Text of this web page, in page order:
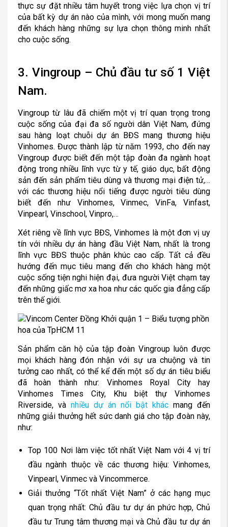
thực sự đặt nhiều tâm huyết trong việc lựa chọn vị trí
của bất kỳ dự án nào của mình, với mong muốn mang
đến khách hàng những sự lựa chọn thông minh nhất
cho cuộc sống.
3. Vingroup – Chủ đầu tư số 1 Việt
Nam.
Vingroup từ lâu đã chiếm một vị trí quan trọng trong
cuộc sống của đại đa số người dân Việt Nam, đứng
sau hàng loạt chuỗi dự án BĐS mang thương hiệu
Vinhomes. Được thành lập từ năm 1993, cho đến nay
Vingroup được biết đến một tập đoàn đa ngành hoạt
động trong nhiều lĩnh vực từ y tế, giáo dục, bất động
sản đến sản phẩm tiêu dùng và thương mại điện tử,…
với các thương hiệu nổi tiếng được người tiêu dùng
biết đến như Vinhomes, Vinmec, VinFa, Vinfast,
Vinpearl, Vinschool, Vinpro,…
Xét riêng về lĩnh vực BĐS, Vinhomes là một đơn vị uy
tín với nhiều dự án hàng đầu Việt Nam, nhất là trong
lĩnh vực BĐS thuộc phân khúc cao cấp. Tất cả đều
hướng đến mục tiêu mang đến cho khách hàng một
cuộc sống tiện nghi hiện đại, đưa người Việt chạm tay
đến những giấc mơ xa hoa như các quốc gia đẳng cấp
trên thế giới.
Sản phẩm căn hộ của tập đoàn Vingroup luôn được
mọi khách hàng đón nhận với sự ưa chuộng và tin
tưởng cao nhất, có thể kể đến một số dự án tiêu biểu
đã hoàn thành như: Vinhomes Royal City hay
Vinhomes Times City, Khu biệt thự Vinhomes
Riverside, và nhiều dự án nổi bật khác mang đến
những giải thưởng hết sức danh giá cho tập đoàn này,
như:
Top 100 Nơi làm việc tốt nhất Việt Nam với 4 vị trí
đầu ngành thuộc về các thương hiệu: Vinhomes,
Vinpearl, Vinmec và Vincommerce.
Giải thưởng “Tốt nhất Việt Nam” ở các hạng mục
quan trọng nhất: Chủ đầu tư dự án phức hợp, Chủ
đầu tư Trung tâm thương mại và Chủ đầu tư dự án